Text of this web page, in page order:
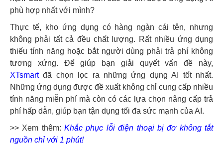
phù hợp nhất với mình?
Thực tế, kho ứng dụng có hàng ngàn cái tên, nhưng
không phải tất cả đều chất lượng. Rất nhiều ứng dụng
thiếu tính năng hoặc bắt người dùng phải trả phí không
tương xứng. Để giúp bạn giải quyết vấn đề này,
XTsmartđã chọn lọc ra những ứng dụng AI tốt nhất.
Những ứng dụng được đề xuất không chỉ cung cấp nhiều
tính năng miễn phí mà còn có các lựa chọn nâng cấp trả
phí hấp dẫn, giúp bạn tận dụng tối đa sức mạnh của AI.
>> Xem thêm:Khắc phục lỗi điện thoại bị đơ không tắt
nguồn chỉ với 1 phút!